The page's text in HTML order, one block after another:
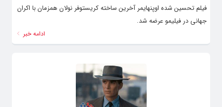
فیلم تحسین شده اوپنهایمر آخرین ساخته کریستوفر نولان همزمان با اکران
جهانی در فیلیمو عرضه شد.
ادامه خبر